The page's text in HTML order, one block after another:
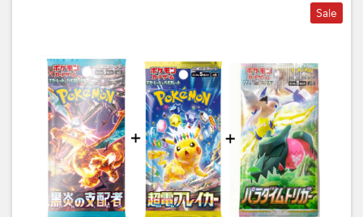
Sale